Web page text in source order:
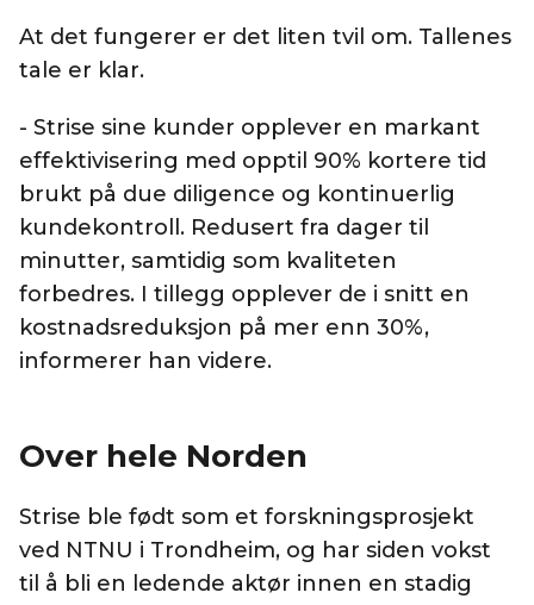
At det fungerer er det liten tvil om. Tallenes
tale er klar.
- Strise sine kunder opplever en markant
effektivisering med opptil 90% kortere tid
brukt på due diligence og kontinuerlig
kundekontroll. Redusert fra dager til
minutter, samtidig som kvaliteten
forbedres. I tillegg opplever de i snitt en
kostnadsreduksjon på mer enn 30%,
informerer han videre.
Over hele Norden
Strise ble født som et forskningsprosjekt
ved NTNU i Trondheim, og har siden vokst
til å bli en ledende aktør innen en stadig